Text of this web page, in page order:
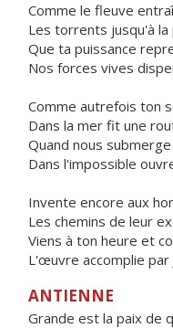
Comme le fleuve
Les torrents jusqu'à la
Que ta puissance
Nos forces vives
Comme autrefois ton
Dans la mer fit une
Quand nous
Dans l'impossible
Invente encore aux
Les chemins de leur
Viens à ton heure et
L'œuvre accomplie par
ANTIENNE
Grande est la paix de